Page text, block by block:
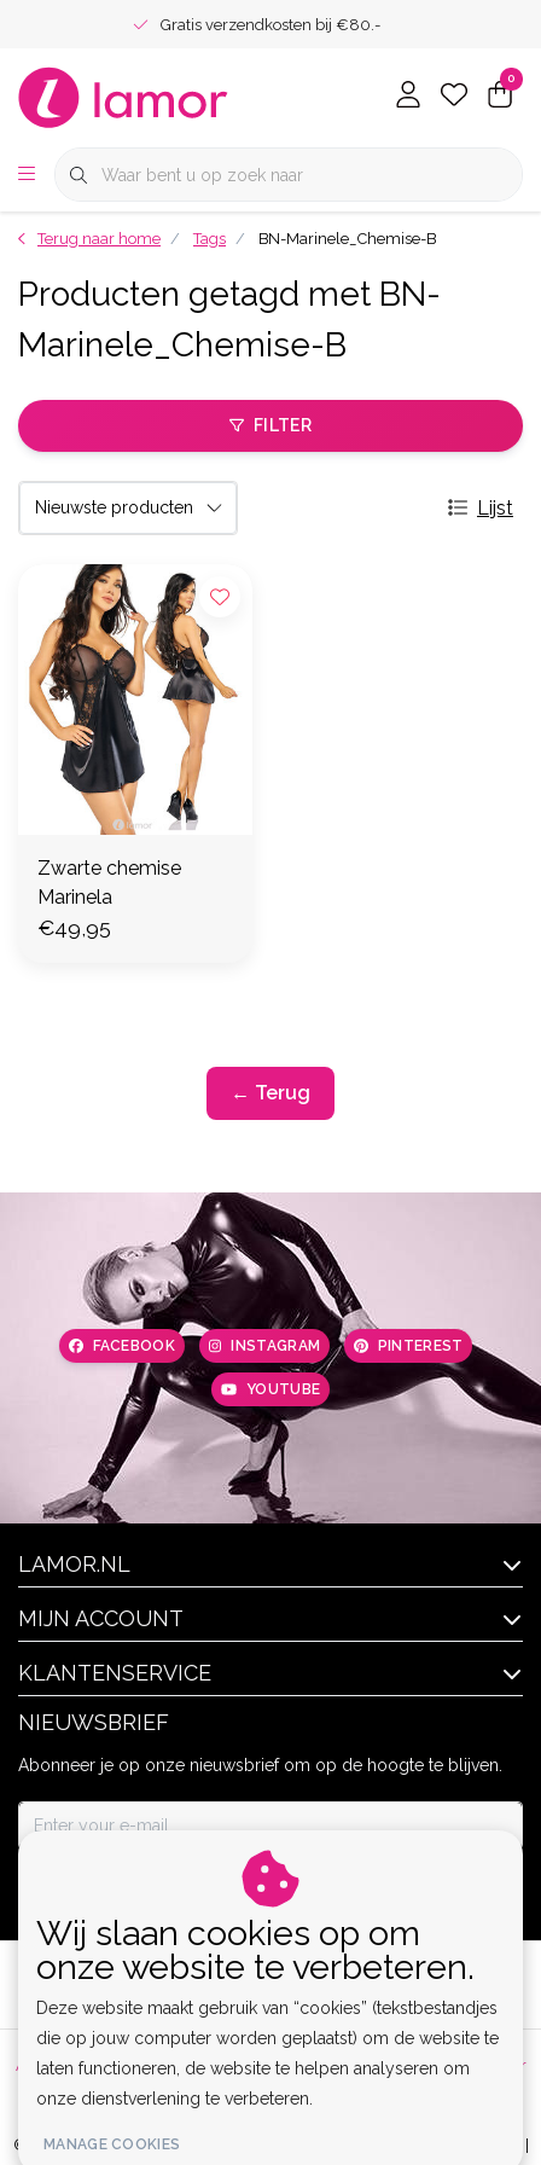
Gratis verzendkosten bij €80.-
0
Terug naar home Tags BN-Marinele_Chemise-B
Producten getagd met BN-
Marinele_Chemise-B
FILTER
Lijst
Zwarte chemise
Marinela
€49,95
← Terug
FACEBOOK INSTAGRAM PINTEREST
YOUTUBE
LAMOR.NL
MIJN ACCOUNT
KLANTENSERVICE
NIEUWSBRIEF
Abonneer je op onze nieuwsbrief om op de hoogte te blijven.
Algemene voorwaarden | Privacy Policy | Sitemap |
Disclaimer
RSS Feed
© Copyright 2026 - Lamor | Clubwear, Lingerie & Kinky Fashion XS-6XL |
Wij slaan cookies op om
onze website te verbeteren.
Deze website maakt gebruik van “cookies” (tekstbestandjes
die op jouw computer worden geplaatst) om de website te
laten functioneren, de website te helpen analyseren om
onze dienstverlening te verbeteren.
MANAGE COOKIES